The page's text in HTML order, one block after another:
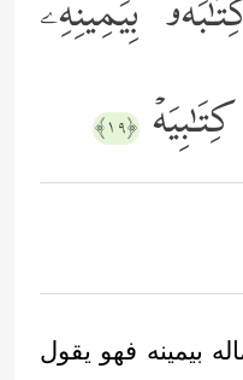
بِیَمِینِهِۦ
﴿١٩﴾
بيمينه فهو يقول